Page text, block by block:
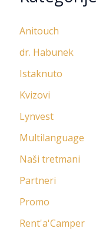
Anitouch
dr. Habunek
Istaknuto
Kvizovi
Lynvest
Multilanguage
Naši tretmani
Partneri
Promo
Rent'a'Camper